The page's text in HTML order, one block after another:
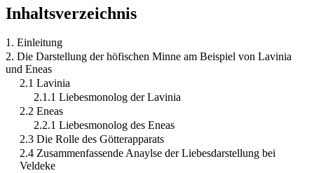
Inhaltsverzeichnis
1. Einleitung
2. Die Darstellung der höfischen Minne am Beispiel von Lavinia
und Eneas
2.1 Lavinia
2.1.1 Liebesmonolog der Lavinia
2.2 Eneas
2.2.1 Liebesmonolog des Eneas
2.3 Die Rolle des Götterapparats
2.4 Zusammenfassende Anaylse der Liebesdarstellung bei
Veldeke